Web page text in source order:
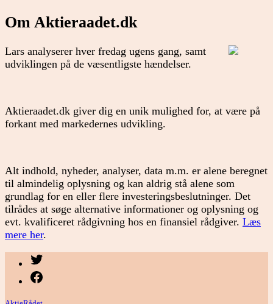
Om Aktieraadet.dk
Lars analyserer hver fredag ugens gang, samt
udviklingen på de væsentligste hændelser.
Aktieraadet.dk giver dig en unik mulighed for, at være på
forkant med markedernes udvikling.
Alt indhold, nyheder, analyser, data m.m. er alene beregnet
til almindelig oplysning og kan aldrig stå alene som
grundlag for en eller flere investeringsbeslutninger. Det
tilrådes at søge alternative informationer og oplysning og
evt. kvalificeret rådgivning hos en finansiel rådgiver. Læs
mere her.